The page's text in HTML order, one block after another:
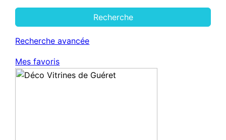
Recherche
Recherche avancée
Mes favoris